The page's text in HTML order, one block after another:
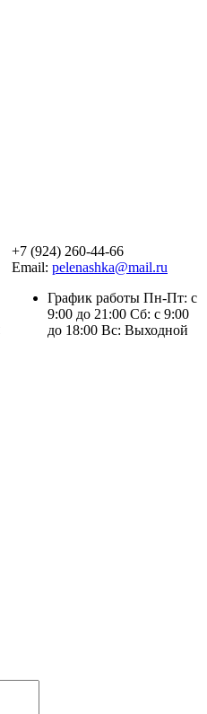
+7 (924) 260-44-66
Email:pelenashka@mail.ru
График работы Пн-Пт: с
9:00 до 21:00 Сб: с 9:00
до 18:00 Вс: Выходной